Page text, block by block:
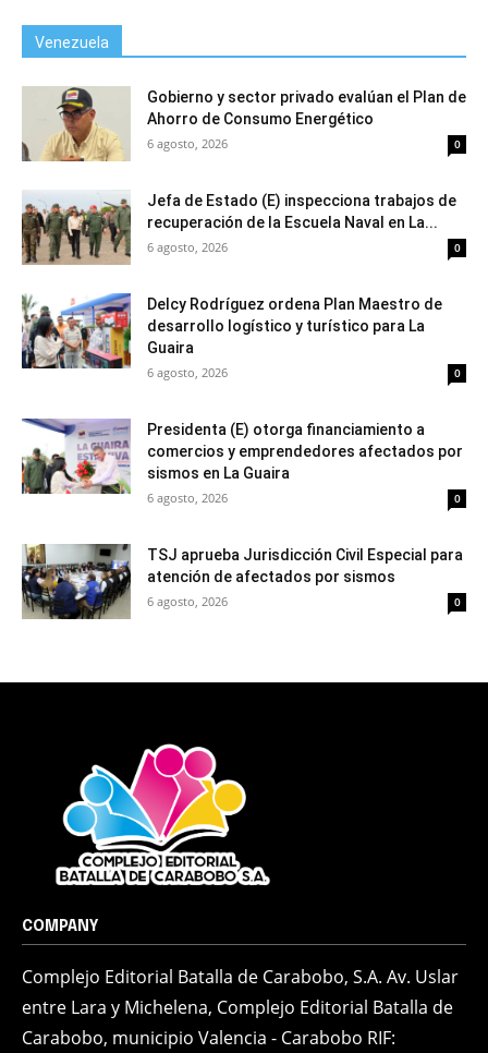
Venezuela
Gobierno y sector privado evalúan el Plan de
Ahorro de Consumo Energético
6 agosto, 2026 0
Jefa de Estado (E) inspecciona trabajos de
recuperación de la Escuela Naval en La...
6 agosto, 2026 0
Delcy Rodríguez ordena Plan Maestro de
desarrollo logístico y turístico para La
Guaira
6 agosto, 2026 0
Presidenta (E) otorga financiamiento a
comercios y emprendedores afectados por
sismos en La Guaira
6 agosto, 2026 0
TSJ aprueba Jurisdicción Civil Especial para
atención de afectados por sismos
6 agosto, 2026 0
COMPANY
Complejo Editorial Batalla de Carabobo, S.A. Av. Uslar
entre Lara y Michelena, Complejo Editorial Batalla de
Carabobo, municipio Valencia - Carabobo RIF: